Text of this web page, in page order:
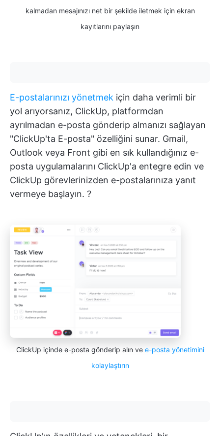
kalmadan mesajınızı net bir şekilde iletmek için ekran
kayıtlarını paylaşın
E-postalarınızı yönetmek için daha verimli bir
yol arıyorsanız, ClickUp, platformdan
ayrılmadan e-posta gönderip almanızı sağlayan
"ClickUp'ta E-posta" özelliğini sunar. Gmail,
Outlook veya Front gibi en sık kullandığınız e-
posta uygulamalarını ClickUp'a entegre edin ve
ClickUp görevlerinizden e-postalarınıza yanıt
vermeye başlayın. ?
ClickUp içinde e-posta gönderip alın ve e-posta yönetimini
kolaylaştırın